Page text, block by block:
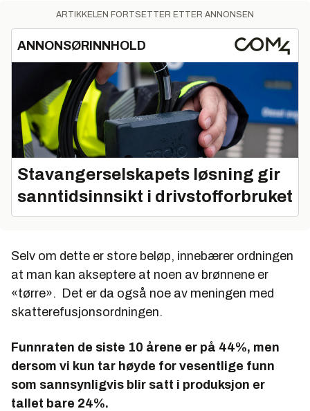
ARTIKKELEN FORTSETTER ETTER ANNONSEN
ANNONSØRINNHOLD
Stavangerselskapets løsning gir
sanntidsinnsikt i drivstofforbruket
Selv om dette er store beløp, innebærer ordningen
at man kan akseptere at noen av brønnene er
«tørre». Det er da også noe av meningen med
skatterefusjonsordningen.
Funnraten de siste 10 årene er på 44%, men
dersom vi kun tar høyde for vesentlige funn
som sannsynligvis blir satt i produksjon er
tallet bare 24%.